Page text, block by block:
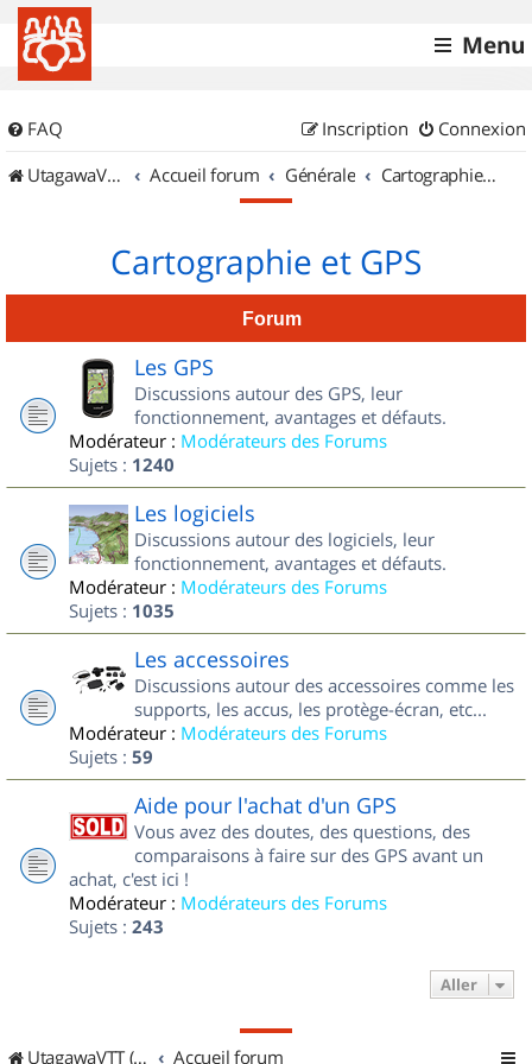
Menu
FAQ Connexion
Inscription
UtagawaVTT (Randos VTT et VTTAE avec traces GPS)
Accueil forum Générale Cartographie et GPS
Cartographie et GPS
Forum
Les GPS
Discussions autour des GPS, leur
fonctionnement, avantages et défauts.
Modérateur : Modérateurs des Forums
Sujets : 1240
Les logiciels
Discussions autour des logiciels, leur
fonctionnement, avantages et défauts.
Modérateur : Modérateurs des Forums
Sujets : 1035
Les accessoires
Discussions autour des accessoires comme les
supports, les accus, les protège-écran, etc...
Modérateur : Modérateurs des Forums
Sujets : 59
Aide pour l'achat d'un GPS
Vous avez des doutes, des questions, des
comparaisons à faire sur des GPS avant un
achat, c'est ici !
Modérateur : Modérateurs des Forums
Sujets : 243
Aller
UtagawaVTT (Randos VTT et VTTAE avec traces GPS) Accueil forum